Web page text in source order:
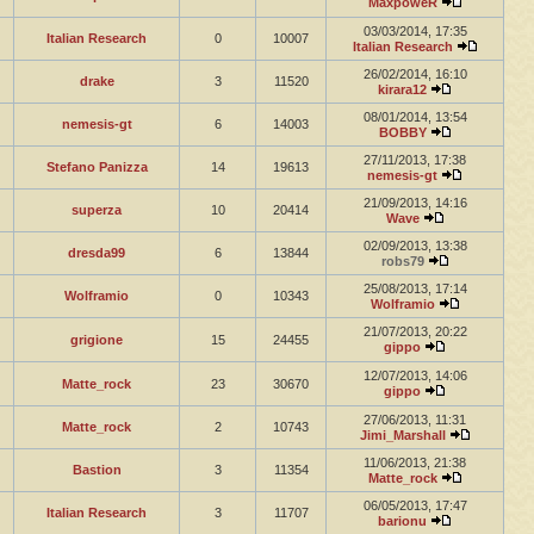
Italian Research 0 10007
03/03/2014, 17:35
Italian Research
drake 3 11520
26/02/2014, 16:10
kirara12
nemesis-gt 6 14003
08/01/2014, 13:54
BOBBY
Stefano Panizza 14 19613
27/11/2013, 17:38
nemesis-gt
superza 10 20414
21/09/2013, 14:16
Wave
dresda99 6 13844
02/09/2013, 13:38
robs79
Wolframio 0 10343
25/08/2013, 17:14
Wolframio
grigione 15 24455
21/07/2013, 20:22
gippo
Matte_rock 23 30670
12/07/2013, 14:06
gippo
Matte_rock 2 10743
27/06/2013, 11:31
Jimi_Marshall
Bastion 3 11354
11/06/2013, 21:38
Matte_rock
Italian Research 3 11707
06/05/2013, 17:47
barionu